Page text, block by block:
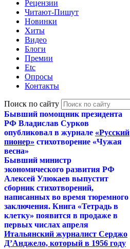
Рецензии
Читают-Пишут
Новинки
Хиты
Видео
Блоги
Премии
Etc
Опросы
Контакты
Поиск по сайту
Бывший помощник президента
РФ Владислав Сурков
опубликовал в журнале «Русский
пионер» стихотворение «Чужая
весна»
Бывший министр
экономического развития РФ
Алексей Улюкаев выпустит
сборник стихотворений,
написанных во время тюремного
заключения. Книга «Тетрадь в
клетку» появится в продаже в
первых числах апреля
Итальянский журналист Серджо
Д’Анджело, который в 1956 году